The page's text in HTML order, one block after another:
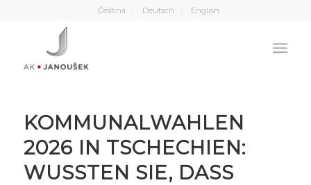
Čeština Deutsch English
KOMMUNALWAHLEN
2026 IN TSCHECHIEN:
WUSSTEN SIE, DASS